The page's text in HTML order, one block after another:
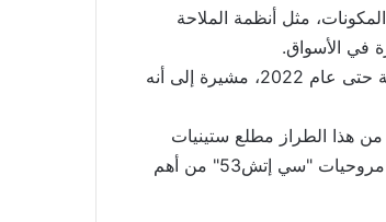
مثل أنظمة الملاحة
وأوضحت الشركة أن تلك المكونات سيجرى استبدالها تدريجياً بمكونات متاحة حتى عام 2022، مشيرة إلى أنه
هذا الطراز مطلع ستينيات
القرن الماضي، وسلمت أول نسخة منها للجيش الألماني عام 1972، وكانت مروحيات "سي إتش53" من أهم